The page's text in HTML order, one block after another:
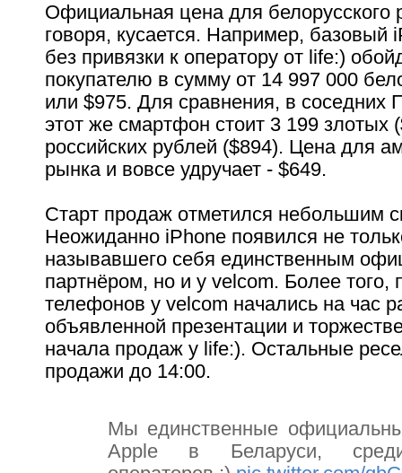
Официальная цена для белорусского
говоря, кусается. Например, базовый
без привязки к оператору от life:)
покупателю в сумму от 14 997 000
или $975. Для сравнения, в соседних
этот же смартфон стоит 3 199 злотых
российских рублей ($894). Цена для
рынка и вовсе удручает - $649.
Старт продаж отметился небольшим
Неожиданно iPhone появился не
называвшего себя единственным
партнёром, но и у velcom. Более того,
телефонов у velcom начались на час
объявленной презентации и
начала продаж у life:). Остальные
продажи до 14:00.
Мы единственные
Apple в Беларуси,